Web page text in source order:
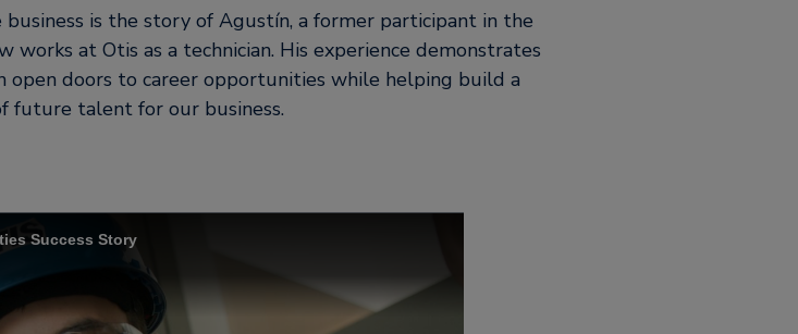
is the story of Agustín, a former participant in the
at Otis as a technician. His experience demonstrates
open doors to career opportunities while helping build a
future talent for our business.